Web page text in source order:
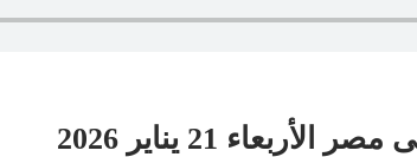
21 يناير 2026